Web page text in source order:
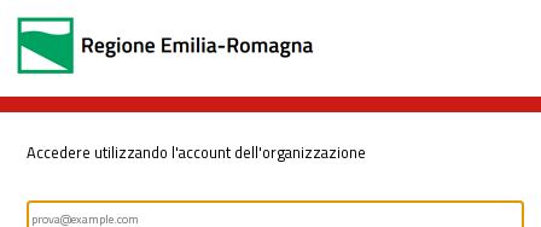
Accedere utilizzando l'account dell'organizzazione